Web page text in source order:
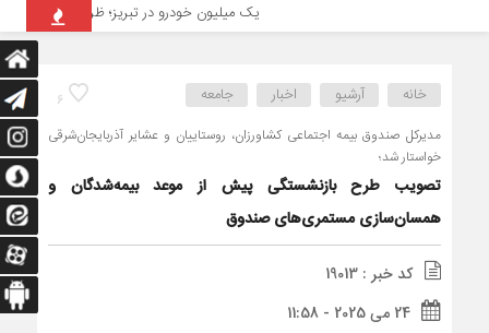
یک میلیون خودرو در تبریز؛ ظرفیت ترافیکی معابر ۳۵۰ هزار
6 خانه آرشیو اخبار جامعه
مدیرکل صندوق بیمه اجتماعی کشاورزان، روستاییان و عشایر آذربایجان‌شرقی
خواستار شد؛
تصویب طرح بازنشستگی پیش از موعد بیمه‌شدگان و
همسان‌سازی مستمری‌های صندوق
کد خبر : 19013
24 می 2025 - 11:58